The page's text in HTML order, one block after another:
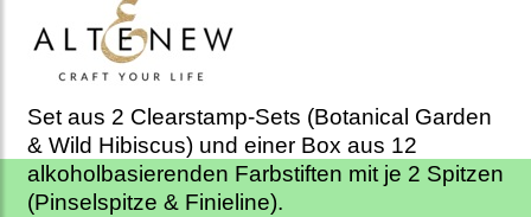
Set aus 2 Clearstamp-Sets (Botanical Garden
& Wild Hibiscus) und einer Box aus 12
alkoholbasierenden Farbstiften mit je 2 Spitzen
(Pinselspitze & Finieline).